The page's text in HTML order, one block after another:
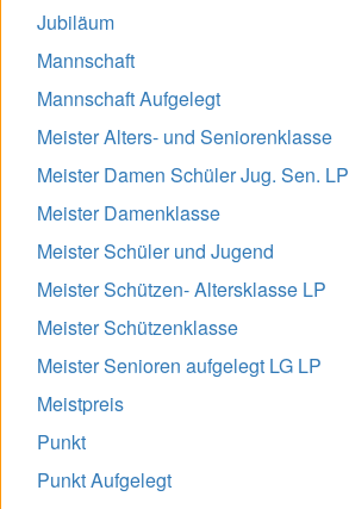
Jubiläum
Mannschaft
Mannschaft Aufgelegt
Meister Alters- und Seniorenklasse
Meister Damen Schüler Jug. Sen. LP
Meister Damenklasse
Meister Schüler und Jugend
Meister Schützen- Altersklasse LP
Meister Schützenklasse
Meister Senioren aufgelegt LG LP
Meistpreis
Punkt
Punkt Aufgelegt